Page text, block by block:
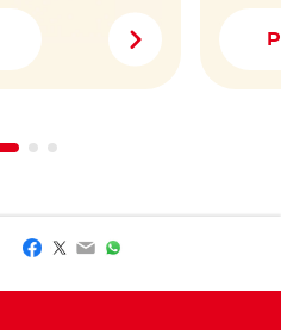
Facebook
Twitter
EmailWhatsApp